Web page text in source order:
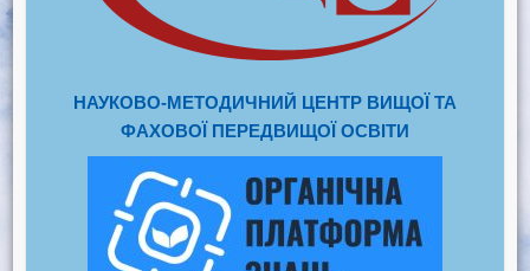
НАУКОВО-МЕТОДИЧНИЙ ЦЕНТР ВИЩОЇ ТА
ФАХОВОЇ ПЕРЕДВИЩОЇ ОСВІТИ